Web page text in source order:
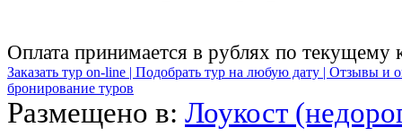
Оплата принимается в рублях по текущему
Заказать тур on-line | Подобрать тур на любую дату | Отзывы и
бронирование туров
Размещено в: Лоукост